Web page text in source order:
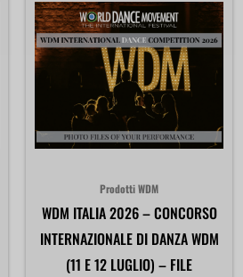
Prodotti WDM
WDM ITALIA 2026 – CONCORSO
INTERNAZIONALE DI DANZA WDM
(11 E 12 LUGLIO) – FILE